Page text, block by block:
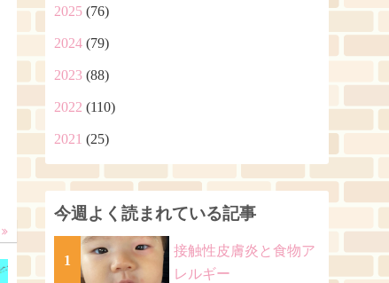
2025 (76)
2024 (79)
2023 (88)
2022 (110)
2021 (25)
今週よく読まれている記事
1
接触性皮膚炎と食物ア
レルギー